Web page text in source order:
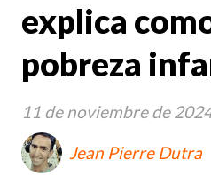
explica
pobreza
11 de noviembre de
Jean Pierre Dutra